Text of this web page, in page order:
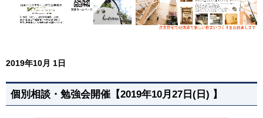
2019年10月 1日
個別相談・勉強会開催【2019年10月27日(日) 】